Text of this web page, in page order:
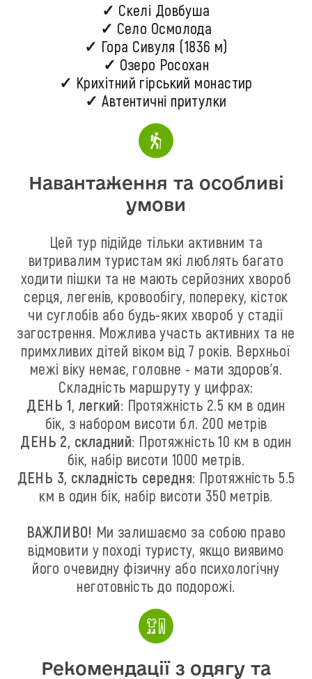
✓ Скелі Довбуша
✓ Село Осмолода
✓ Гора Сивуля (1836 м)
✓ Озеро Росохан
✓ Крихітний гірський монастир
✓ Автентичні притулки
Навантаження та особливі
умови
Цей тур підійде тільки активним та
витривалим туристам які люблять багато
ходити пішки та не мають серйозних хвороб
серця, легенів, кровообігу, попереку, кісток
чи суглобів або будь-яких хвороб у стадії
загострення. Можлива участь активних та не
примхливих дітей віком від 7 років. Верхньої
межі віку немає, головне - мати здоров'я.
Складність маршруту у цифрах:
ДЕНЬ 1, легкий: Протяжність 2.5 км в один
бік, з набором висоти бл. 200 метрів
ДЕНЬ 2, складний: Протяжність 10 км в один
бік, набір висоти 1000 метрів.
ДЕНЬ 3, складність середня: Протяжність 5.5
км в один бік, набір висоти 350 метрів.
ВАЖЛИВО! Ми залишаємо за собою право
відмовити у поході туристу, якщо виявимо
його очевидну фізичну або психологічну
неготовність до подорожі.
Рекомендації з одягу та